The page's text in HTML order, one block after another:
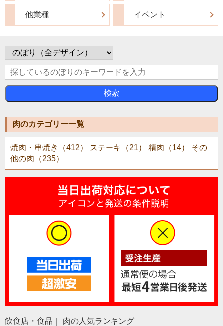
他業種 イベント
検索
肉のカテゴリー一覧
焼肉・串焼き（412） ステーキ（21） 精肉（14）
その
他の肉（235）
飲食店・食品｜ 肉の人気ランキング